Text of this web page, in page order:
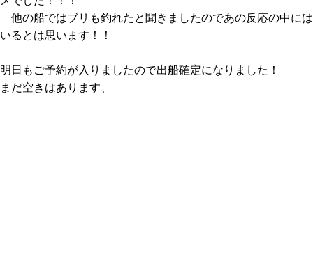
他の船ではブリも釣れたと聞きましたのであの反応の中には
いるとは思います！！
明日もご予約が入りましたので出船確定になりました！
まだ空きはあります、